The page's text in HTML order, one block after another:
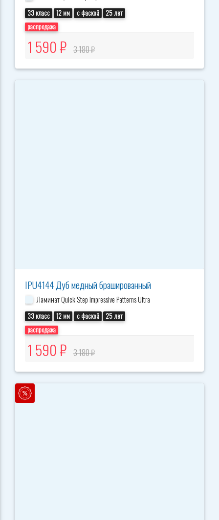
33 класс 12 мм с фаской
25 лет
распродажа
1 590 ₽ 3 180 ₽
IPU4144 Дуб медный брашированный
Ламинат Quick Step Impressive Patterns Ultra
33 класс 12 мм с фаской
25 лет
распродажа
1 590 ₽ 3 180 ₽